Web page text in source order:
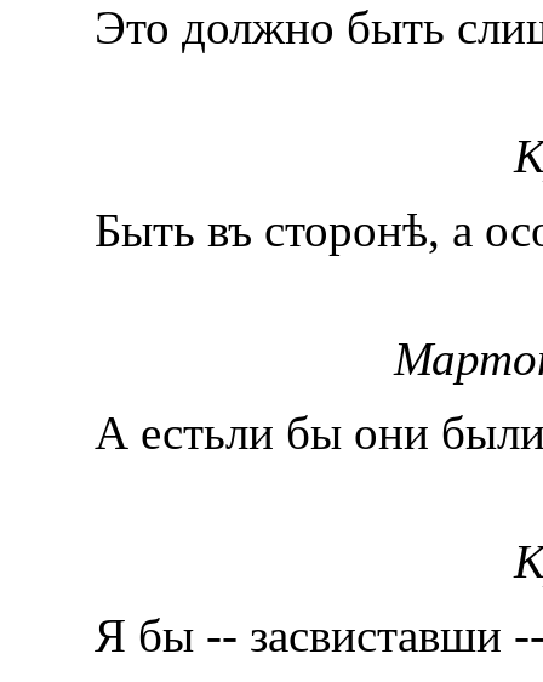
Это должно быть
Быть въ сторонѣ, а
А естьли бы они были
Я бы -- засвиставши --